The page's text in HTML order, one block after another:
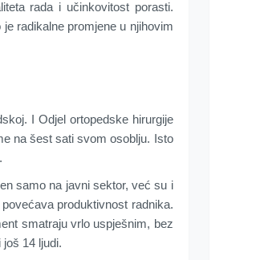
rada i učinkovitost porasti.
radikalne promjene u njihovim
I Odjel ortopedske hirurgije
na šest sati svom osoblju. Isto
samo na javni sektor, već su i
produktivnost radnika.
smatraju vrlo uspješnim, bez
14 ljudi.